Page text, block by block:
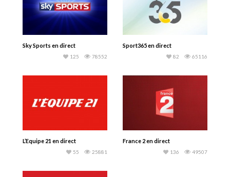
Sky Sports en direct
78552
125
Sport365 en direct
65116
82
L’Equipe 21 en direct
25881
55
France 2 en direct
49507
136